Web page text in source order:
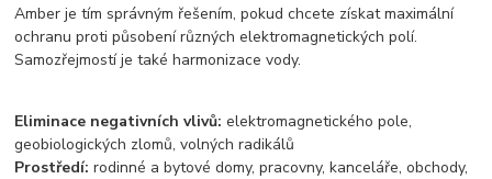
Amber je tím správným řešením, pokud chcete získat maximální
ochranu proti působení různých elektromagnetických polí.
Samozřejmostí je také harmonizace vody.
Eliminace negativních vlivů: elektromagnetického pole,
geobiologických zlomů, volných radikálů
Prostředí: rodinné a bytové domy, pracovny, kanceláře, obchody,